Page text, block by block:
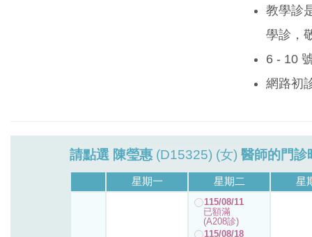
教學診
學診，
6 - 10
網路初